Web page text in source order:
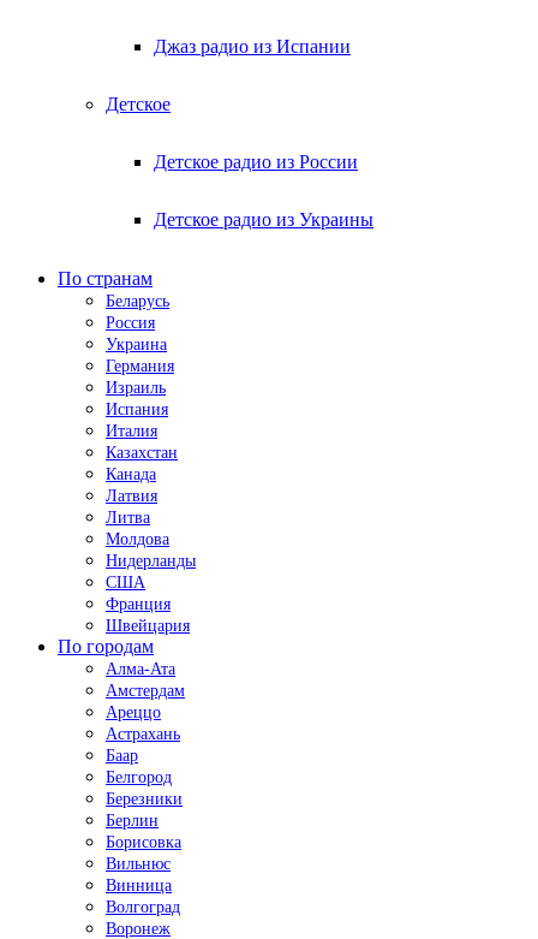
Джаз радио из Испании
Детское
Детское радио из России
Детское радио из Украины
По странам
Беларусь
Россия
Украина
Германия
Израиль
Испания
Италия
Казахстан
Канада
Латвия
Литва
Молдова
Нидерланды
США
Франция
Швейцария
По городам
Алма-Ата
Амстердам
Ареццо
Астрахань
Баар
Белгород
Березники
Берлин
Борисовка
Вильнюс
Винница
Волгоград
Воронеж